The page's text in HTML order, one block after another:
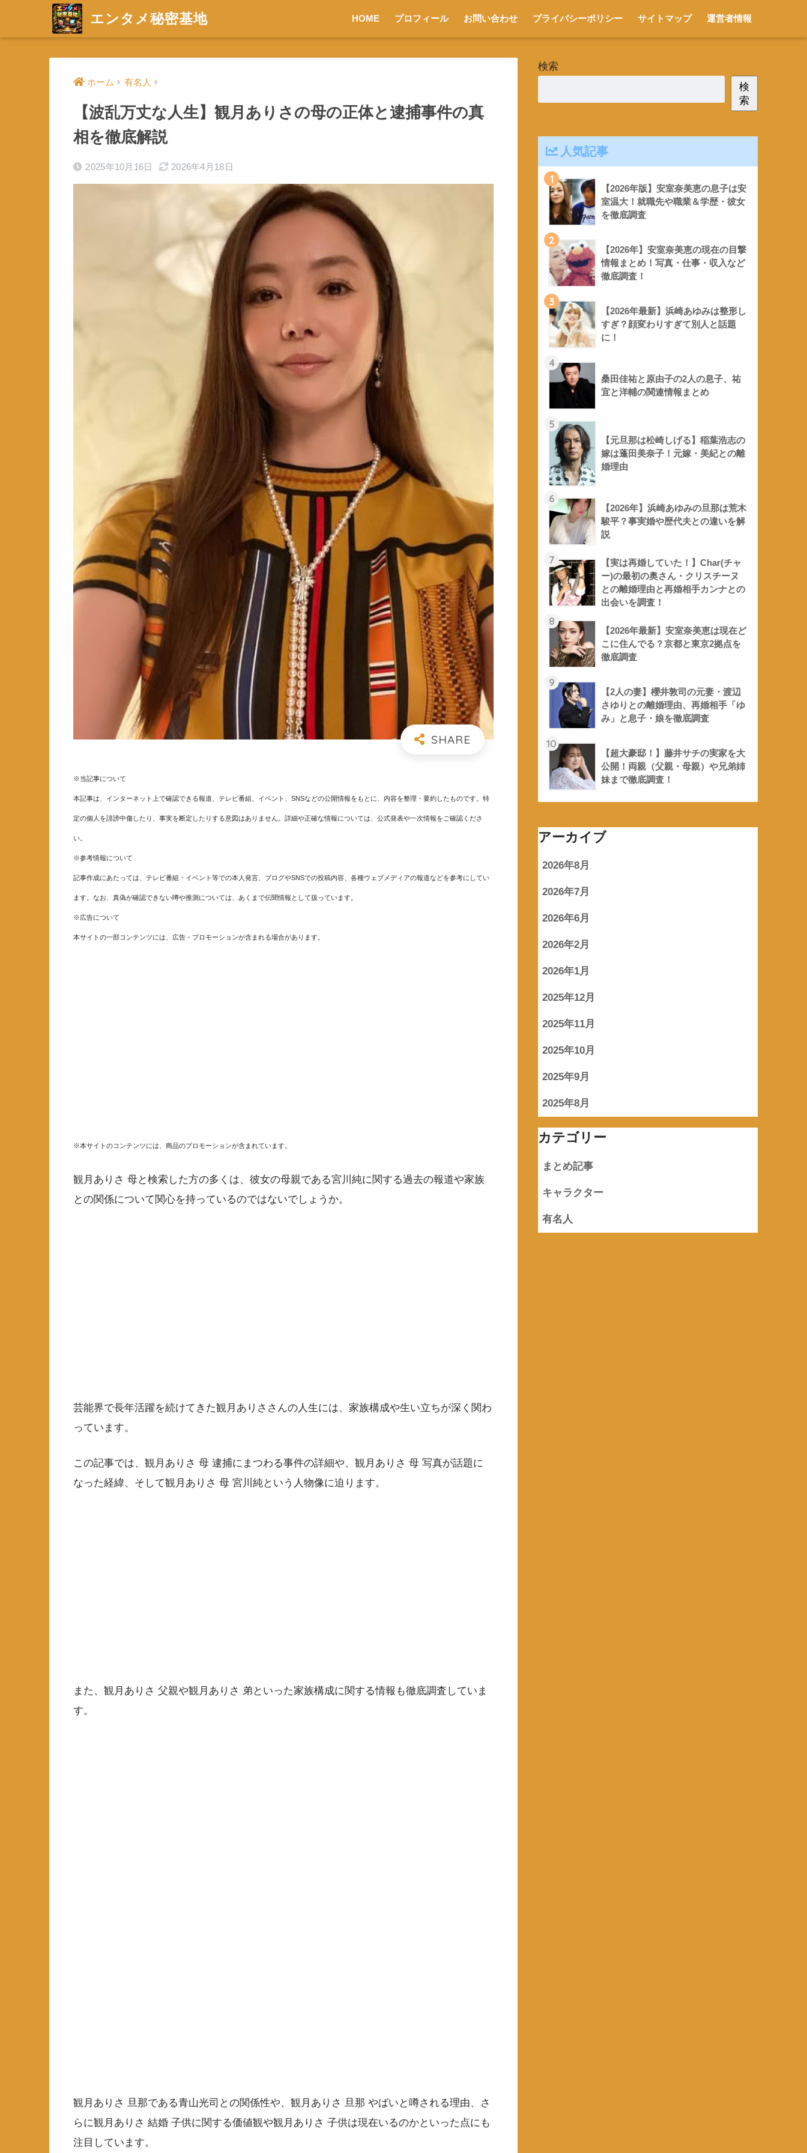
エンタメ秘密基地 HOME プロフィール お問い合わせ プライバシーポリシー サイトマップ 運営者情報
ホーム 有名人
【波乱万丈な人生】観月ありさの母の正体と逮捕事件の真
相を徹底解説
2025年10月16日 2026年4月18日
※当記事について
本記事は、インターネット上で確認できる報道、テレビ番組、イベント、SNSなどの公開情報をもとに、内容を整理・要約したものです。特
定の個人を誹謗中傷したり、事実を断定したりする意図はありません。詳細や正確な情報については、公式発表や一次情報をご確認くださ
い。
※参考情報について
記事作成にあたっては、テレビ番組・イベント等での本人発言、ブログやSNSでの投稿内容、各種ウェブメディアの報道などを参考にしてい
ます。なお、真偽が確認できない噂や推測については、あくまで伝聞情報として扱っています。
※広告について
本サイトの一部コンテンツには、広告・プロモーションが含まれる場合があります。
※本サイトのコンテンツには、商品のプロモーションが含まれています。
観月ありさ 母と検索した方の多くは、彼女の母親である宮川純に関する過去の報道や家族
との関係について関心を持っているのではないでしょうか。
芸能界で長年活躍を続けてきた観月ありささんの人生には、家族構成や生い立ちが深く関わ
っています。
この記事では、観月ありさ 母 逮捕にまつわる事件の詳細や、観月ありさ 母 写真が話題に
なった経緯、そして観月ありさ 母 宮川純という人物像に迫ります。
また、観月ありさ 父親や観月ありさ 弟といった家族構成に関する情報も徹底調査していま
す。
観月ありさ 旦那である青山光司との関係性や、観月ありさ 旦那 やばいと噂される理由、さ
らに観月ありさ 結婚 子供に関する価値観や観月ありさ 子供は現在いるのかといった点にも
注目しています。
検索
検
索
人気記事
1
【2026年版】安室奈美恵の息子は安
室温大！就職先や職業＆学歴・彼女
を徹底調査
2
【2026年】安室奈美恵の現在の目撃
情報まとめ！写真・仕事・収入など
徹底調査！
3
【2026年最新】浜崎あゆみは整形し
すぎ？顔変わりすぎて別人と話題
に！
4
桑田佳祐と原由子の2人の息子、祐
宜と洋輔の関連情報まとめ
5
【元旦那は松崎しげる】稲葉浩志の
嫁は蓬田美奈子！元嫁・美紀との離
婚理由
6
【2026年】浜崎あゆみの旦那は荒木
駿平？事実婚や歴代夫との違いを解
説
7
【実は再婚していた！】Char(チャ
ー)の最初の奥さん・クリスチーヌ
との離婚理由と再婚相手カンナとの
出会いを調査！
8
【2026年最新】安室奈美恵は現在ど
こに住んでる？京都と東京2拠点を
徹底調査
9
【2人の妻】櫻井敦司の元妻・渡辺
さゆりとの離婚理由、再婚相手「ゆ
み」と息子・娘を徹底調査
10
【超大豪邸！】藤井サチの実家を大
公開！両親（父親・母親）や兄弟姉
妹まで徹底調査！
アーカイブ
2026年8月
2026年7月
2026年6月
2026年2月
2026年1月
2025年12月
2025年11月
2025年10月
2025年9月
2025年8月
カテゴリー
まとめ記事
キャラクター
有名人